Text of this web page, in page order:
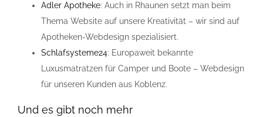
Adler Apotheke: Auch in Rhaunen setzt man beim
Thema Website auf unsere Kreativität – wir sind auf
Apotheken-Webdesign spezialisiert.
Schlafsysteme24: Europaweit bekannte
Luxusmatratzen für Camper und Boote – Webdesign
für unseren Kunden aus Koblenz.
Und es gibt noch mehr